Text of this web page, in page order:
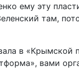
ему эту
там,
в «Крымской
вами